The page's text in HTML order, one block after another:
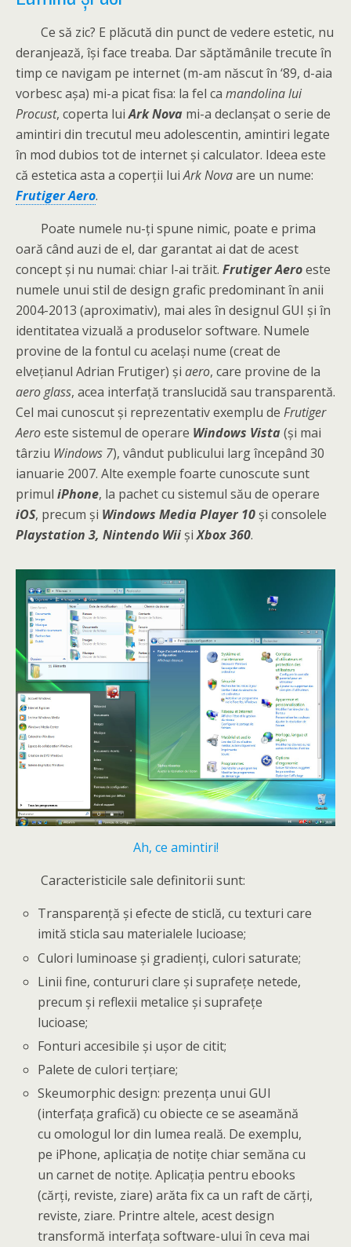
Ce să zic? E plăcută din punct de vedere estetic, nu
deranjează, își face treaba. Dar săptămânile trecute în
timp ce navigam pe internet (m-am născut în ‘89, d-aia
vorbesc așa) mi-a picat fisa: la fel ca mandolina lui
Procust, coperta luiArk Nova mi-a declanșat o serie de
amintiri din trecutul meu adolescentin, amintiri legate
în mod dubios tot de internet și calculator. Ideea este
că estetica asta a coperții luiArk Novaare un nume:
Frutiger Aero.
Poate numele nu-ți spune nimic, poate e prima
oară când auzi de el, dar garantat ai dat de acest
concept și nu numai: chiar l-ai trăit. Frutiger Aeroeste
numele unui stil de design grafic predominant în anii
2004-2013 (aproximativ), mai ales în designul GUI și în
identitatea vizuală a produselor software. Numele
provine de la fontul cu același nume (creat de
elvețianul Adrian Frutiger) și aero, care provine de la
aero glass, acea interfață translucidă sau transparentă.
Cel mai cunoscut și reprezentativ exemplu de Frutiger
Aeroeste sistemul de operare Windows Vista (și mai
târziu Windows 7), vândut publicului larg începând 30
ianuarie 2007. Alte exemple foarte cunoscute sunt
primul iPhone, la pachet cu sistemul său de operare
iOS, precum și Windows Media Player 10 și consolele
Playstation 3, Nintendo Wii șiXbox 360.
Ah, ce amintiri!
Caracteristicile sale definitorii sunt:
Transparență și efecte de sticlă, cu texturi care
imită sticla sau materialele lucioase;
Culori luminoase și gradienți, culori saturate;
Linii fine, contururi clare și suprafețe netede,
precum și reflexii metalice și suprafețe
lucioase;
Fonturi accesibile și ușor de citit;
Palete de culori terțiare;
Skeumorphic design: prezența unui GUI
(interfața grafică) cu obiecte ce se aseamănă
cu omologul lor din lumea reală. De exemplu,
pe iPhone, aplicația de notițe chiar semăna cu
un carnet de notițe. Aplicația pentru ebooks
(cărți, reviste, ziare) arăta fix ca un raft de cărți,
reviste, ziare. Printre altele, acest design
transformă interfața software-ului în ceva mai